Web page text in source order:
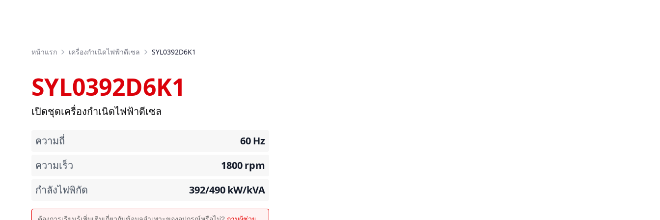
หน้าแรก เครื่องกำเนิดไฟฟ้าดีเซล SYL0392D6K1
SYL0392D6K1
เปิดชุดเครื่องกำเนิดไฟฟ้าดีเซล
ความถี่ 60Hz
ความเร็ว
1800rpm
กำลังไฟพิกัด
392/490kW/kVA